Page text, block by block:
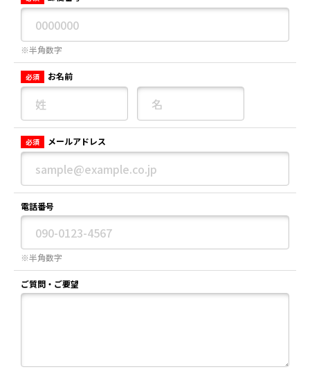
※半角数字
必須 お名前
必須 メールアドレス
電話番号
※半角数字
ご質問・ご要望